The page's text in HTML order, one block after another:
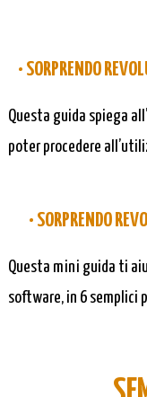
• SORPRENDO
Questa guida spiega
poter procedere
• SORPRENDO
Questa mini guida ti
software, in 6 semplici